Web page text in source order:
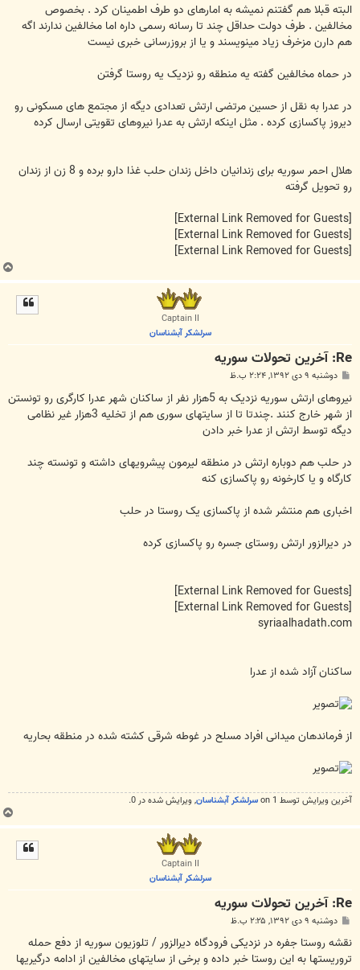
البته قبلا هم گفتنم نمیشه به امارهای دو طرف اطمینان کرد . بخصوص
مخالفین . طرف دولت حداقل چند تا رسانه رسمی داره اما مخالفین ندارند اگه
هم دارن مزخرف زیاد مینویسند و یا از بروزرسانی خبری نیست
در حماه مخالفین گفته یه منطقه رو نزدیک یه روستا گرفتن
در عدرا به نقل از حسین مرتضی ارتش تعدادی دیگه از مجتمع های مسکونی رو
دیروز پاکسازی کرده . مثل اینکه ارتش به عدرا نیروهای تقویتی ارسال کرده
هلال احمر سوریه برای زندانیان داخل زندان حلب غذا دارو برده و 8 زن از زندان
رو تحویل گرفته
ب
ا
Captain II
سرلشکر آبشناسان
Re: آخرين تحولات سوريه
پ
ت
دوشنبه ۹ دی ۱۳۹۲, ۲:۲۴ ب.ظ
نیروهای ارتش سوریه نزدیک به 5هزار نفر از ساکنان شهر عدرا کارگری رو تونستن
از شهر خارج کنند .چندتا تا از سایتهای سوری هم از تخلیه 3هزار غیر نظامی
دیگه توسط ارتش از عدرا خبر دادن
در حلب هم دوباره ارتش در منطقه لیرمون پیشرویهای داشته و تونسته چند
کارگاه و یا کارخونه رو پاکسازی کنه
اخباری هم منتشر شده از پاکسازی یک روستا در حلب
در دیرالزور ارتش روستای جسره رو پاکسازی کرده
syriaalhadath.com
ساکنان آزاد شده از عدرا
از فرماندهان میدانی افراد مسلح در غوطه شرقی کشته شده در منطقه بحاریه
آخرین ويرايش توسط 1 on سرلشکر آبشناسان, ويرايش شده در 0.
ب
ا
Captain II
سرلشکر آبشناسان
Re: آخرين تحولات سوريه
پ
ت
دوشنبه ۹ دی ۱۳۹۲, ۲:۲۵ ب.ظ
نقشه روستا جفره در نزدیکی فرودگاه دیرالزور / تلوزیون سوریه از دفع حمله
تروریستها به این روستا خبر داده و برخی از سایتهای مخالفین از ادامه درگیریها